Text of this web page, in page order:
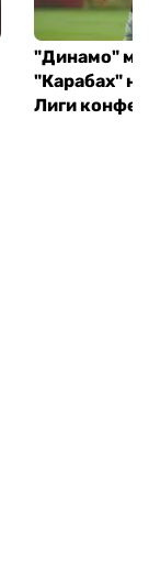
"Динамо"
"Карабах"
Лиги